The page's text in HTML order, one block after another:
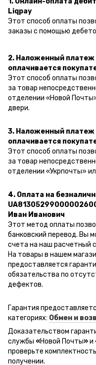
Liqpay
Этот способ оплаты
заказы с помощью
2. Наложенный платеж
оплачивается
Этот способ оплаты
за товар
отделении «Новой
двери.
3. Наложенный платеж
оплачивается
Этот способ оплаты
за товар
отделении «Укрпочты»
4. Оплата на
Иван Иванович
Этот метод оплаты
банковский перевод. Вы
счета на наш расчетный
На товары в нашем
предоставляется
обязательства по
дефектов.
Гарантия
категориях: Обмен и
Доказательством
службы «Новой Почты»и
проверьте
получении.